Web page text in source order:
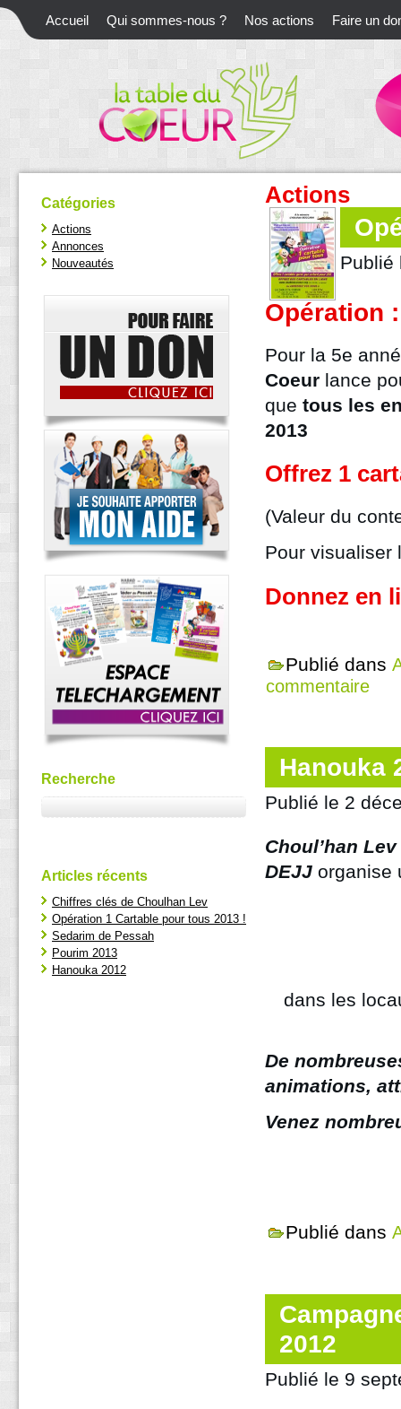
Accueil Qui sommes-nous ? Nos actions Faire un
Catégories
Actions
Annonces
Nouveautés
Recherche
Articles récents
Chiffres clés de Choulhan Lev
Opération 1 Cartable pour tous 2013 !
Sedarim de Pessah
Pourim 2013
Hanouka 2012
Actions
Publié
Opération
Pour la 5e
Coeur lance
que tous les
2013
Offrez 1
(Valeur du
Pour visualiser
Donnez en
Publié dans
commentaire
Hanouka
Publié le 2
Choul’han
DEJJ organise
dans les
De
animations,
Venez
Publié dans
2012
Publié le 9